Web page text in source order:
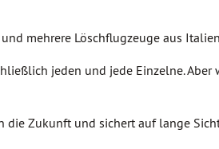
mehrere Löschflugzeuge aus
jeden und jede Einzelne. Aber
Zukunft und sichert auf lange